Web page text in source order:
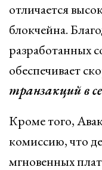
отличается
блокчейна.
разработанных
обеспечивает
транзакций в
Кроме того,
комиссию, что
мгновенных